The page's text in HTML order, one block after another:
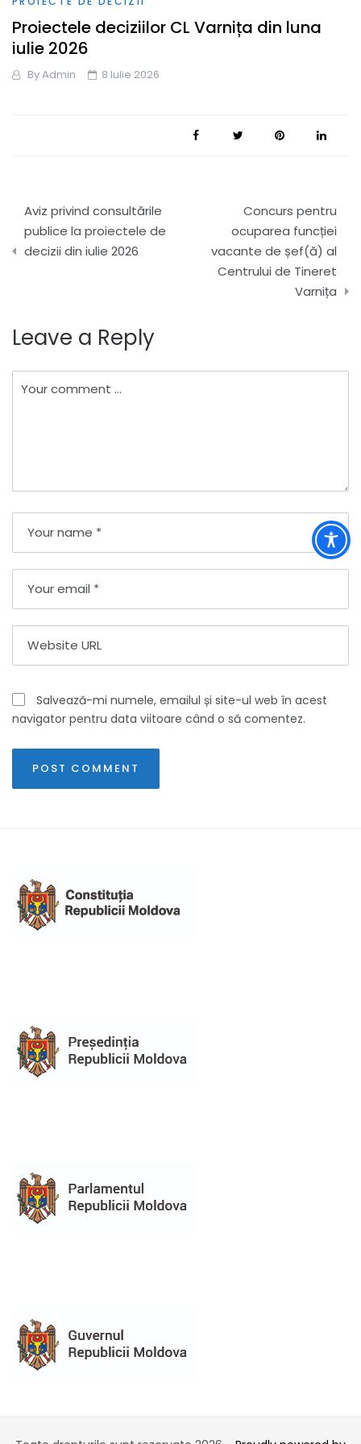
Proiectele deciziilor CL Varnița din luna
iulie 2026
ByAdmin 8 Iulie 2026
Navigare
în
articole
Aviz privind consultările
publice la proiectele de
decizii din iulie 2026
Concurs pentru
ocuparea funcției
vacante de șef(ă) al
Centrului de Tineret
Varnița
Leave a Reply
Salvează-mi numele, emailul și site-ul web în acest
navigator pentru data viitoare când o să comentez.